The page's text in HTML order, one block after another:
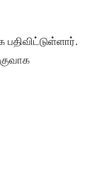
பதிவிட்டுள்ளார்.